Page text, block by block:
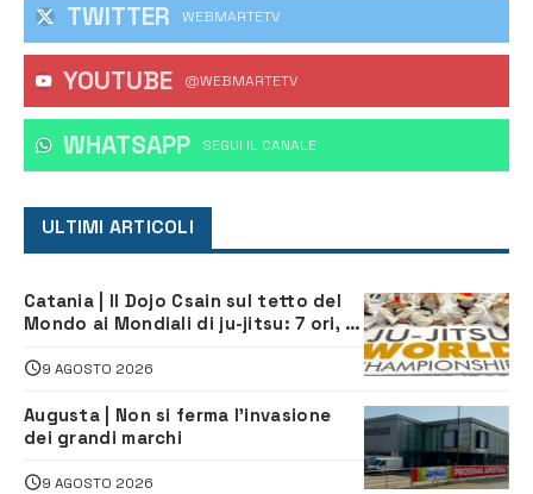
TWITTER WEBMARTETV
YOUTUBE @WEBMARTETV
WHATSAPP ‎SEGUI IL CANALE
ULTIMI ARTICOLI
Catania | Il Dojo Csain sul tetto del
Mondo ai Mondiali di ju-jitsu: 7 ori, 4
9 AGOSTO 2026
Augusta | Non si ferma l’invasione
dei grandi marchi
9 AGOSTO 2026